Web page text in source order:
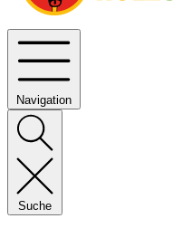
Navigation
Suche